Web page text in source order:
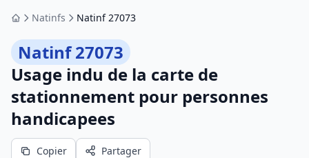
AccueilNatinfs Natinf 27073
Natinf 27073
Usage indu de la carte de
stationnement pour personnes
handicapees
Copier Partager